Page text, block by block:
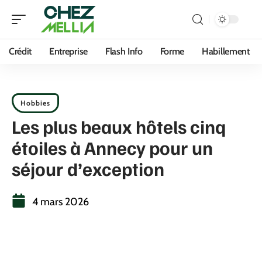
Crédit Entreprise Flash Info Forme Habillement
Hobbies
Les plus beaux hôtels cinq
étoiles à Annecy pour un
séjour d’exception
4 mars 2026